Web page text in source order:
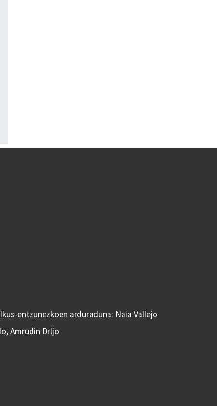
entzunezkoen arduraduna: Naia Vallejo
Amrudin Drljo